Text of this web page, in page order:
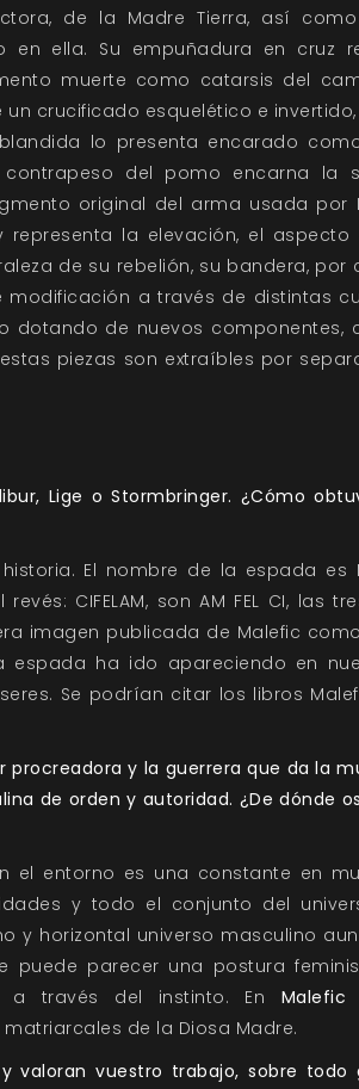
de la Madre Tierra, así
en ella. Su empuñadura en cruz
muerte como catarsis del
crucificado esquelético e
lo presenta encarado
del pomo encarna la
original del arma usada por
la elevación, el aspecto
de su rebelión, su bandera, por
a través de distintas
de nuevos componentes,
piezas son extraíbles por
Lige o Stormbringer. ¿Cómo
El nombre de la espada es
CIFELAM, son AM FEL CI, las
imagen publicada de Malefic
espada ha ido apareciendo en
Se podrían citar los libros
y la guerrera que da la
de orden y autoridad. ¿De dónde
el entorno es una constante en
y todo el conjunto del
y horizontal universo masculino
puede parecer una postura
a través del instinto. En Malefic
de la Diosa Madre.
valoran vuestro trabajo, sobre todo